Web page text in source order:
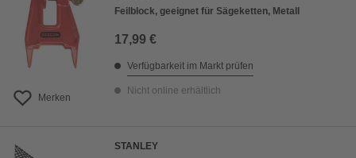
Merken
Feilblock, geeignet für Sägeketten, Metall
17,99 €
Verfügbarkeit im Markt prüfen
Nicht online erhältlich
STANLEY